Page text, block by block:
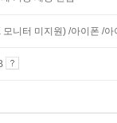
모니터 미지원) /아이폰 /